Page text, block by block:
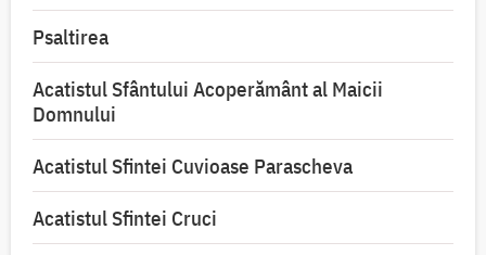
Psaltirea
Acatistul Sfântului Acoperământ al Maicii
Domnului
Acatistul Sfintei Cuvioase Parascheva
Acatistul Sfintei Cruci